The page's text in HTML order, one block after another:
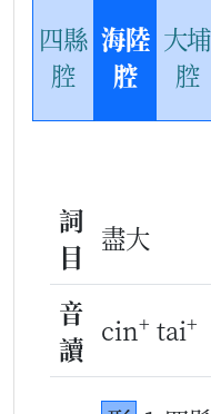
四縣
腔
海陸
腔
大埔
腔
詞
目
盡大
音
讀
cin+ tai+